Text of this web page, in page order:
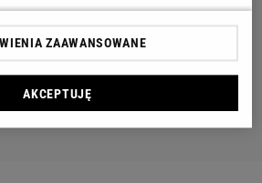
ZAAWANSOWANE
AKCEPTUJĘ